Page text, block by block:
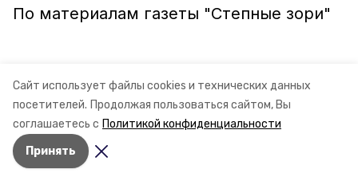
Сайт использует файлы cookies и технических данных
посетителей. Продолжая пользоваться сайтом, Вы
соглашаетесь с Политикой конфиденциальности
Принять
По материалам газеты "Степные зори"